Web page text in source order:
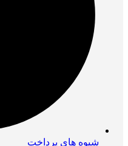
شیوه های پرداخت